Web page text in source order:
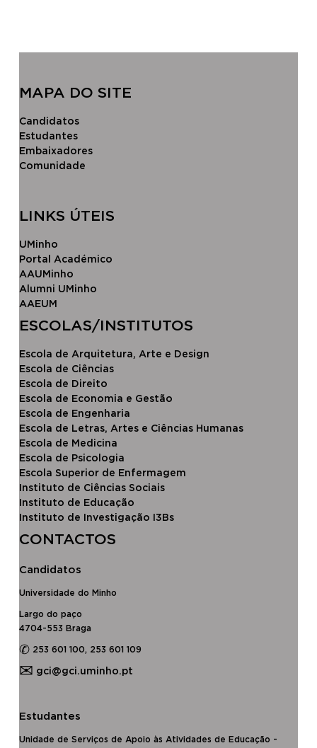
MAPA DO SITE
Candidatos
Estudantes
Embaixadores
Comunidade
LINKS ÚTEIS
UMinho
Portal Académico
AAUMinho
Alumni UMinho
AAEUM
​ESCOLAS/INSTITUTOS​
Escola de Arquitetura, Arte e Design
Escola ​de Ciências
Escola d​e Direito
Escola de Economia e Gestão
Escola de Engenharia
Escola de Letras, Artes e Ciências Humanas
Escola de Medicina
Escola de Psicologia
Escola Superior de Enfermagem
Instituto de Ciências Sociais
Instituto de Educação
Instituto de Investigação I3Bs
CONTACTOS
Candidatos
Universidade do Minho
Largo do paço
4704-553 Braga
✆253 601 100, 253 601 109
✉ gci@gci.uminho.pt
Estudantes
Unidade de Serviços de Apoio às Atividades de Educação -